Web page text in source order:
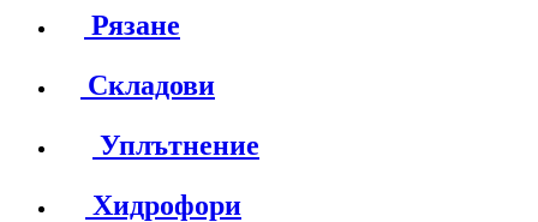
Рязане
Складови
Уплътнение
Хидрофори